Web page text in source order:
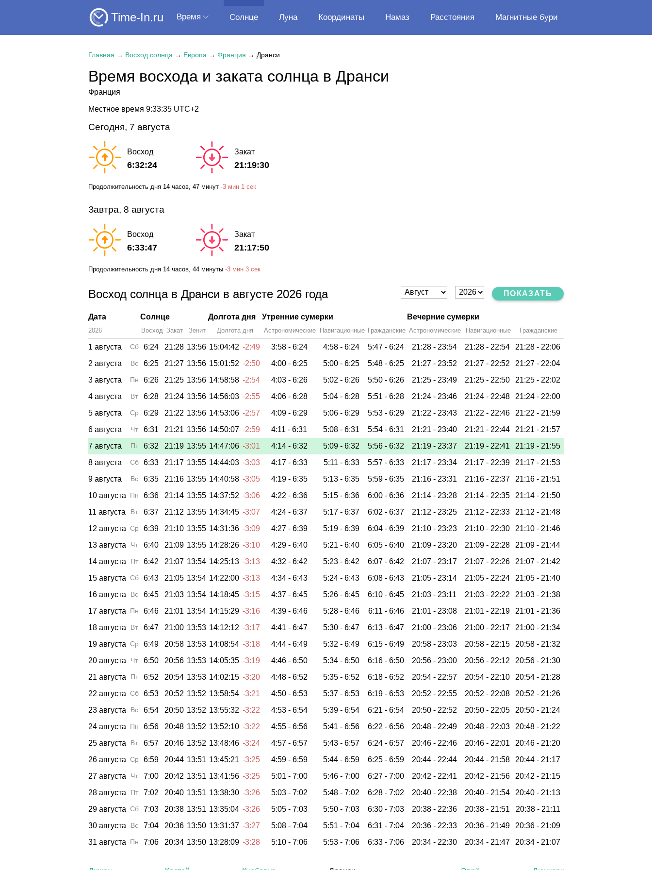
Time-In.ru Время Солнце Луна Координаты Намаз Расстояния Магнитные бури
Главная → Восход солнца → Европа → Франция → Дранси
Время восхода и заката солнца в Дранси
Франция
Местное время 9:33:36 UTC+2
Сегодня, 7 августа
Восход
6:32:24
Закат
21:19:30
Продолжительность дня 14 часов , 47 минут -3 мин 1 сек
Завтра, 8 августа
Восход
6:33:47
Закат
21:17:50
Продолжительность дня 14 часов, 44 минуты -3 мин 3 сек
Восход солнца в Дранси в августе 2026 года ПОКАЗАТЬ
Дата Солнце Долгота дня Утренние сумерки Вечерние сумерки
2026 Восход Закат Зенит Долгота дня Астрономические Навигационные Гражданские Астрономические Навигационные Гражданские
1 августа Сб 6:24 21:28 13:56 15:04:42 -2:49 3:58 - 6:24 4:58 - 6:24 5:47 - 6:24 21:28 - 23:54 21:28 - 22:54 21:28 - 22:06
2 августа
Вс 6:25 21:27 13:56 15:01:52 -2:50 4:00 - 6:25 5:00 - 6:25 5:48 - 6:25 21:27 - 23:52 21:27 - 22:52 21:27 - 22:04
3 августа
Пн 6:26 21:25 13:56 14:58:58 -2:54 4:03 - 6:26 5:02 - 6:26 5:50 - 6:26 21:25 - 23:49 21:25 - 22:50 21:25 - 22:02
4 августа
Вт 6:28 21:24 13:56 14:56:03 -2:55 4:06 - 6:28 5:04 - 6:28 5:51 - 6:28 21:24 - 23:46 21:24 - 22:48 21:24 - 22:00
5 августа
Ср 6:29 21:22 13:56 14:53:06 -2:57 4:09 - 6:29 5:06 - 6:29 5:53 - 6:29 21:22 - 23:43 21:22 - 22:46 21:22 - 21:59
6 августа
Чт 6:31 21:21 13:56 14:50:07 -2:59 4:11 - 6:31 5:08 - 6:31 5:54 - 6:31 21:21 - 23:40 21:21 - 22:44 21:21 - 21:57
7 августа
Пт 6:32 21:19 13:55 14:47:06 -3:01 4:14 - 6:32 5:09 - 6:32 5:56 - 6:32 21:19 - 23:37 21:19 - 22:41 21:19 - 21:55
8 августа
Сб 6:33 21:17 13:55 14:44:03 -3:03 4:17 - 6:33 5:11 - 6:33 5:57 - 6:33 21:17 - 23:34 21:17 - 22:39 21:17 - 21:53
9 августа
Вс 6:35 21:16 13:55 14:40:58 -3:05 4:19 - 6:35 5:13 - 6:35 5:59 - 6:35 21:16 - 23:31 21:16 - 22:37 21:16 - 21:51
10 августа
Пн 6:36 21:14 13:55 14:37:52 -3:06 4:22 - 6:36 5:15 - 6:36 6:00 - 6:36 21:14 - 23:28 21:14 - 22:35 21:14 - 21:50
11 августа
Вт 6:37 21:12 13:55 14:34:45 -3:07 4:24 - 6:37 5:17 - 6:37 6:02 - 6:37 21:12 - 23:25 21:12 - 22:33 21:12 - 21:48
12 августа Ср 6:39 21:10 13:55 14:31:36 -3:09 4:27 - 6:39 5:19 - 6:39 6:04 - 6:39 21:10 - 23:23 21:10 - 22:30 21:10 - 21:46
13 августа
Чт 6:40 21:09 13:55 14:28:26 -3:10 4:29 - 6:40 5:21 - 6:40 6:05 - 6:40 21:09 - 23:20 21:09 - 22:28 21:09 - 21:44
14 августа
Пт 6:42 21:07 13:54 14:25:13 -3:13 4:32 - 6:42 5:23 - 6:42 6:07 - 6:42 21:07 - 23:17 21:07 - 22:26 21:07 - 21:42
15 августа Сб 6:43 21:05 13:54 14:22:00 -3:13 4:34 - 6:43 5:24 - 6:43 6:08 - 6:43 21:05 - 23:14 21:05 - 22:24 21:05 - 21:40
16 августа
Вс 6:45 21:03 13:54 14:18:45 -3:15 4:37 - 6:45 5:26 - 6:45 6:10 - 6:45 21:03 - 23:11 21:03 - 22:22 21:03 - 21:38
17 августа
Пн 6:46 21:01 13:54 14:15:29 -3:16 4:39 - 6:46 5:28 - 6:46 6:11 - 6:46 21:01 - 23:08 21:01 - 22:19 21:01 - 21:36
18 августа
Вт 6:47 21:00 13:53 14:12:12 -3:17 4:41 - 6:47 5:30 - 6:47 6:13 - 6:47 21:00 - 23:06 21:00 - 22:17 21:00 - 21:34
19 августа Ср 6:49 20:58 13:53 14:08:54 -3:18 4:44 - 6:49 5:32 - 6:49 6:15 - 6:49 20:58 - 23:03 20:58 - 22:15 20:58 - 21:32
20 августа
Чт 6:50 20:56 13:53 14:05:35 -3:19 4:46 - 6:50 5:34 - 6:50 6:16 - 6:50 20:56 - 23:00 20:56 - 22:12 20:56 - 21:30
21 августа
Пт 6:52 20:54 13:53 14:02:15 -3:20 4:48 - 6:52 5:35 - 6:52 6:18 - 6:52 20:54 - 22:57 20:54 - 22:10 20:54 - 21:28
22 августа Сб 6:53 20:52 13:52 13:58:54 -3:21 4:50 - 6:53 5:37 - 6:53 6:19 - 6:53 20:52 - 22:55 20:52 - 22:08 20:52 - 21:26
23 августа
Вс 6:54 20:50 13:52 13:55:32 -3:22 4:53 - 6:54 5:39 - 6:54 6:21 - 6:54 20:50 - 22:52 20:50 - 22:05 20:50 - 21:24
24 августа
Пн 6:56 20:48 13:52 13:52:10 -3:22 4:55 - 6:56 5:41 - 6:56 6:22 - 6:56 20:48 - 22:49 20:48 - 22:03 20:48 - 21:22
25 августа
Вт 6:57 20:46 13:52 13:48:46 -3:24 4:57 - 6:57 5:43 - 6:57 6:24 - 6:57 20:46 - 22:46 20:46 - 22:01 20:46 - 21:20
26 августа Ср 6:59 20:44 13:51 13:45:21 -3:25 4:59 - 6:59 5:44 - 6:59 6:25 - 6:59 20:44 - 22:44 20:44 - 21:58 20:44 - 21:17
27 августа
Чт 7:00 20:42 13:51 13:41:56 -3:25 5:01 - 7:00 5:46 - 7:00 6:27 - 7:00 20:42 - 22:41 20:42 - 21:56 20:42 - 21:15
28 августа
Пт 7:02 20:40 13:51 13:38:30 -3:26 5:03 - 7:02 5:48 - 7:02 6:28 - 7:02 20:40 - 22:38 20:40 - 21:54 20:40 - 21:13
29 августа Сб 7:03 20:38 13:51 13:35:04 -3:26 5:05 - 7:03 5:50 - 7:03 6:30 - 7:03 20:38 - 22:36 20:38 - 21:51 20:38 - 21:11
30 августа
Вс 7:04 20:36 13:50 13:31:37 -3:27 5:08 - 7:04 5:51 - 7:04 6:31 - 7:04 20:36 - 22:33 20:36 - 21:49 20:36 - 21:09
31 августа
Пн 7:06 20:34 13:50 13:28:09 -3:28 5:10 - 7:06 5:53 - 7:06 6:33 - 7:06 20:34 - 22:30 20:34 - 21:47 20:34 - 21:07